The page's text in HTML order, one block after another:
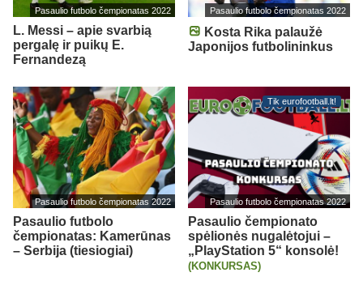
Pasaulio futbolo čempionatas 2022
L. Messi – apie svarbią
pergalę ir puikų E.
Fernandezą
Pasaulio futbolo čempionatas 2022
Kosta Rika palaužė
Japonijos futbolininkus
Pasaulio futbolo čempionatas 2022
Pasaulio futbolo
čempionatas: Kamerūnas
– Serbija (tiesiogiai)
Tik eurofootball.lt!
Pasaulio futbolo čempionatas 2022
Pasaulio čempionato
spėlionės nugalėtojui –
„PlayStation 5“ konsolė!
(KONKURSAS)